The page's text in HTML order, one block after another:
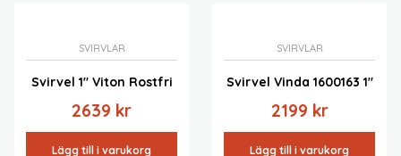
Sortera efter senast
Sortera efter pris: lågt till högt
Sortera efter pris: högt till lågt
SVIRVLAR
Svirvel 1″ Viton Rostfri
2639 kr
Lägg till i varukorg
SVIRVLAR
Svirvel Vinda 1600163 1″
2199 kr
Lägg till i varukorg